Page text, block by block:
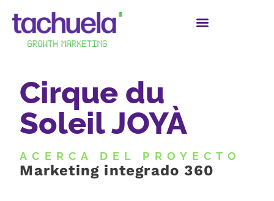
Cirque du
Soleil JOYÀ
ACERCA DEL PROYECTO
Marketing integrado 360